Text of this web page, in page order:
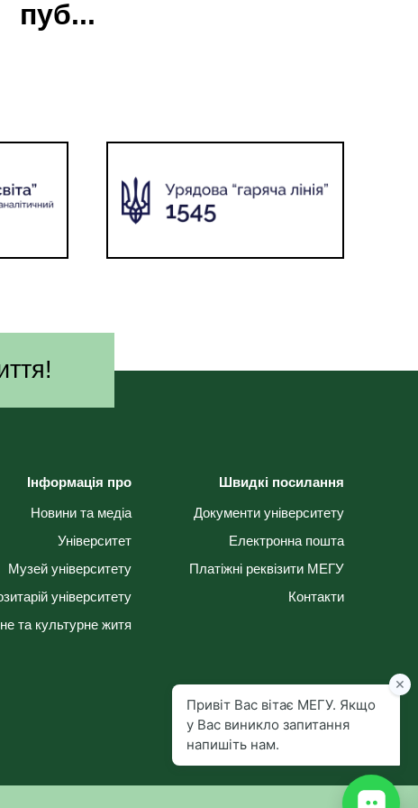
пуб...
Інформація про
Новини та медіа
Університет
Музей університету
університету
та культурне житя
Швидкі посилання
Документи університету
Електронна пошта
Платіжні реквізити МЕГУ
Контакти